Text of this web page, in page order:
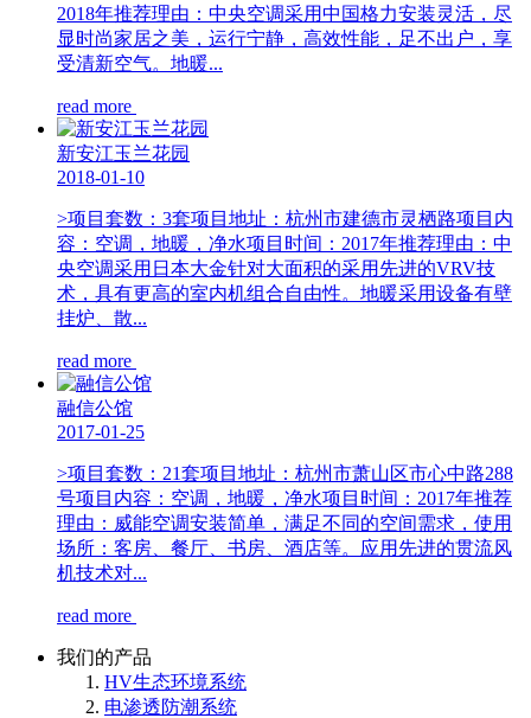
2018年推荐理由：中央空调采用中国格力安装灵活，尽
显时尚家居之美，运行宁静，高效性能，足不出户，享
受清新空气。地暖...
read more
新安江玉兰花园
2018-01-10
>项目套数：3套项目地址：杭州市建德市灵栖路项目内
容：空调，地暖，净水项目时间：2017年推荐理由：中
央空调采用日本大金针对大面积的采用先进的VRV技
术，具有更高的室内机组合自由性。地暖采用设备有壁
挂炉、散...
read more
融信公馆
2017-01-25
>项目套数：21套项目地址：杭州市萧山区市心中路288
号项目内容：空调，地暖，净水项目时间：2017年推荐
理由：威能空调安装简单，满足不同的空间需求，使用
场所：客房、餐厅、书房、酒店等。应用先进的贯流风
机技术对...
read more
我们的产品
HV生态环境系统
电渗透防潮系统